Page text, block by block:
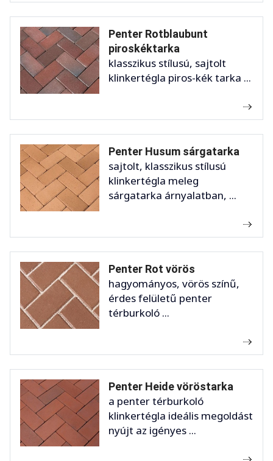
Penter Rotblaubunt
piroskéktarka
klasszikus stílusú, sajtolt
klinkertégla piros-kék tarka ...
Penter Husum sárgatarka
sajtolt, klasszikus stílusú
klinkertégla meleg
sárgatarka árnyalatban, ...
Penter Rot vörös
hagyományos, vörös színű,
érdes felületű penter
térburkoló ...
Penter Heide vöröstarka
a penter térburkoló
klinkertégla ideális megoldást
nyújt az igényes ...